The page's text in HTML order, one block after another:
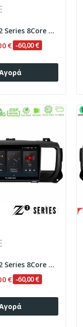
Cadence X2 Series 8Core Android14 6+128GB...
€ -60,00 €
Cadence Z2 Series 8Core Android14 4+64GB...
€ -60,00 €